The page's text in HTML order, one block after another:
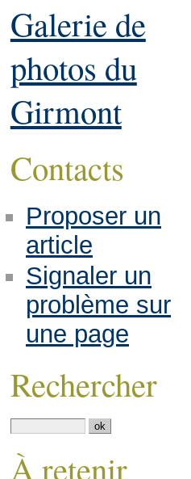
Galerie de
photos du
Girmont
Contacts
Proposer un
article
Signaler un
problème sur
une page
Rechercher
À retenir